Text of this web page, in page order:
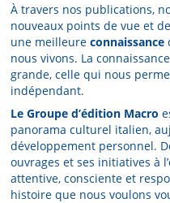
À travers nos publications,
nouveaux points de vue et
une meilleureconnaissance
nous vivons. La
grande, celle qui nous
indépendant.
Le Groupe d’édition Macro
panorama culturel italien,
développement personnel.
ouvrages et ses initiatives à
attentive, consciente et
histoire que nous voulons